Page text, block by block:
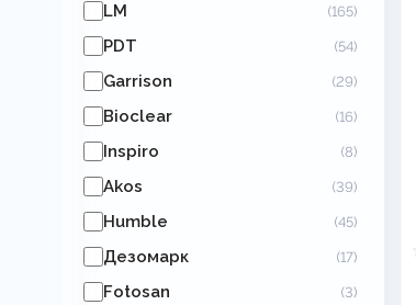
LM (165)
PDT (54)
Garrison (29)
Bioclear (16)
Inspiro (8)
Akos (39)
Humble (45)
Дезомарк (17)
Fotosan (3)